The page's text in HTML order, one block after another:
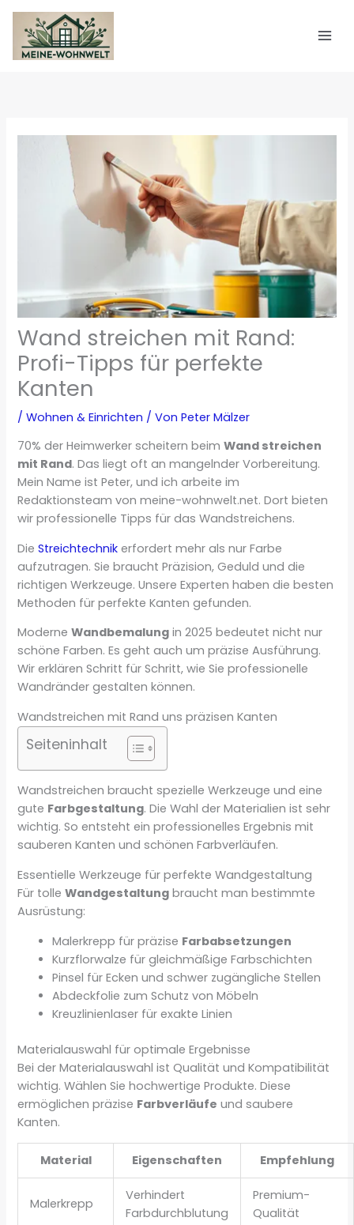
Zum
Inhalt
springen
Wand streichen mit Rand:
Profi-Tipps für perfekte
Kanten
/Wohnen & Einrichten / VonPeter Mälzer
70% der Heimwerker scheitern beimWand streichen
mit Rand. Das liegt oft an mangelnder Vorbereitung.
Mein Name ist Peter, und ich arbeite im
Redaktionsteam von meine-wohnwelt.net. Dort bieten
wir professionelle Tipps für das Wandstreichens.
DieStreichtechnik erfordert mehr als nur Farbe
aufzutragen. Sie braucht Präzision, Geduld und die
richtigen Werkzeuge. Unsere Experten haben die besten
Methoden für perfekte Kanten gefunden.
ModerneWandbemalung in 2025 bedeutet nicht nur
schöne Farben. Es geht auch um präzise Ausführung.
Wir erklären Schritt für Schritt, wie Sie professionelle
Wandränder gestalten können.
Wandstreichen mit Rand uns präzisen Kanten
Seiteninhalt
Wandstreichen braucht spezielle Werkzeuge und eine
gute Farbgestaltung. Die Wahl der Materialien ist sehr
wichtig. So entsteht ein professionelles Ergebnis mit
sauberen Kanten und schönen Farbverläufen.
Essentielle Werkzeuge für perfekte Wandgestaltung
Für tolleWandgestaltung braucht man bestimmte
Ausrüstung:
Malerkrepp für präzise Farbabsetzungen
Kurzflorwalze für gleichmäßige Farbschichten
Pinsel für Ecken und schwer zugängliche Stellen
Abdeckfolie zum Schutz von Möbeln
Kreuzlinienlaser für exakte Linien
Materialauswahl für optimale Ergebnisse
Bei der Materialauswahl ist Qualität und Kompatibilität
wichtig. Wählen Sie hochwertige Produkte. Diese
ermöglichen präzise Farbverläufe und saubere
Kanten.
Material Eigenschaften Empfehlung
Malerkrepp
Verhindert
Farbdurchblutung
Premium-
Qualität